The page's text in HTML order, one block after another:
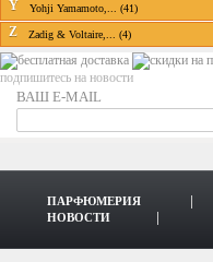
Y Yohji Yamamoto,... (41)
Z Zadig & Voltaire,... (4)
подпишитесь на новости
ВАШ E-MAIL
ПАРФЮМЕРИЯ
НОВОСТИ